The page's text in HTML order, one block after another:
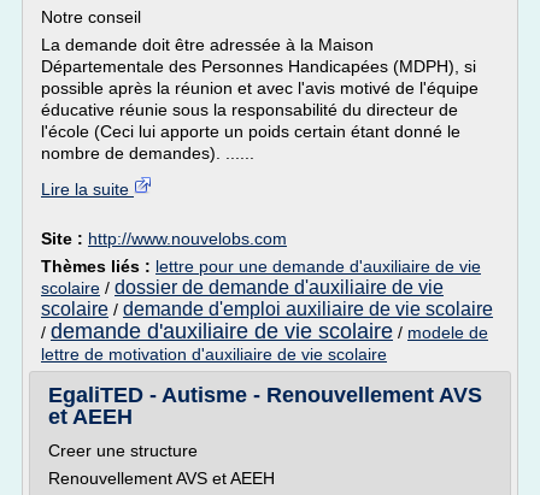
Notre conseil
La demande doit être adressée à la Maison
Départementale des Personnes Handicapées (MDPH), si
possible après la réunion et avec l'avis motivé de l'équipe
éducative réunie sous la responsabilité du directeur de
l'école (Ceci lui apporte un poids certain étant donné le
nombre de demandes). ......
Lire la suite
Site : http://www.nouvelobs.com
Thèmes liés : lettre pour une demande d'auxiliaire de vie
scolaire / dossier de demande d'auxiliaire de vie
scolaire / demande d'emploi auxiliaire de vie scolaire
/ demande d'auxiliaire de vie scolaire / modele de
lettre de motivation d'auxiliaire de vie scolaire
EgaliTED - Autisme - Renouvellement AVS
et AEEH
Creer une structure
Renouvellement AVS et AEEH